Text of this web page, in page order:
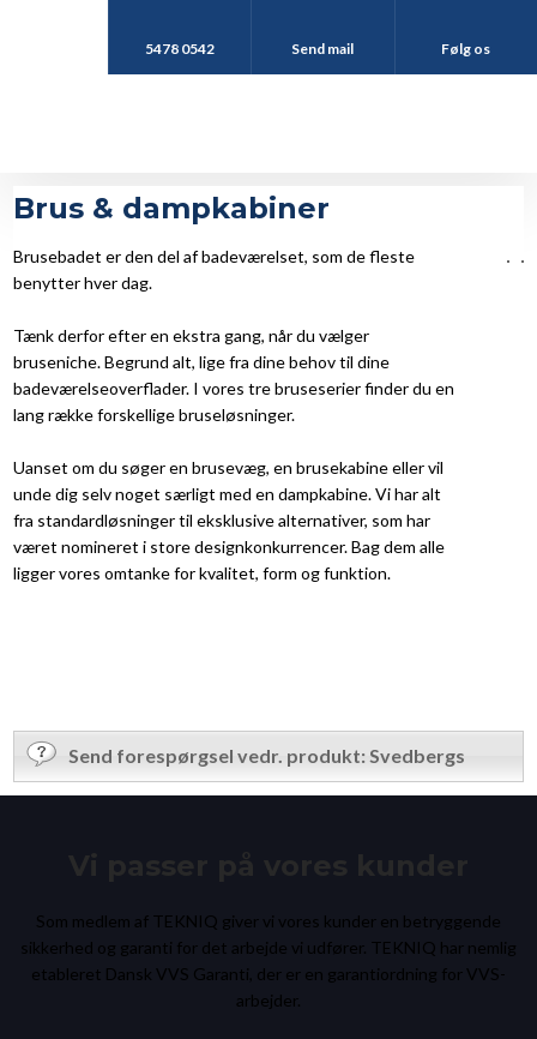
5478 0542 Send mail Følg os
Brus & dampkabiner
Brusebadet er den del af badeværelset, som de fleste
benytter hver dag.
Tænk derfor efter en ekstra gang, når du vælger
bruseniche. Begrund alt, lige fra dine behov til dine
badeværelseoverflader. I vores tre bruseserier finder du en
lang række forskellige bruseløsninger.
Uanset om du søger en brusevæg, en brusekabine eller vil
unde dig selv noget særligt med en dampkabine. Vi har alt
fra standardløsninger til eksklusive alternativer, som har
været nomineret i store designkonkurrencer. Bag dem alle
ligger vores omtanke for kvalitet, form og funktion.
Send forespørgsel vedr. produkt: Svedbergs
Som medlem af TEKNIQ giver vi vores kunder en betryggende
sikkerhed og garanti for det arbejde vi udfører. TEKNIQ har nemlig
etableret Dansk VVS Garanti, der er en garantiordning for VVS-
arbejder.​